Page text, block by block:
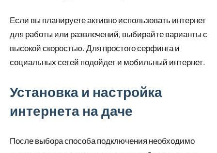
Если вы планируете активно использовать интернет
для работы или развлечений, выбирайте варианты с
высокой скоростью. Для простого серфинга и
социальных сетей подойдет и мобильный интернет.
Установка и настройка
интернета на даче
После выбора способа подключения необходимо